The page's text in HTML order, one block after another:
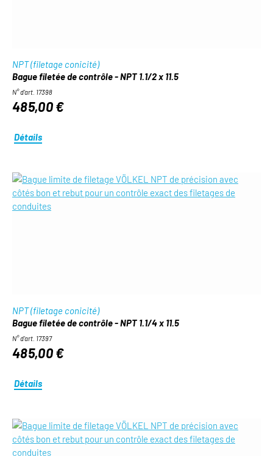
NPT (filetage conicité)
Bague filetée de contrôle - NPT 1.1/2 x 11.5
N° d'art. 17398
485,00 €
Détails
NPT (filetage conicité)
Bague filetée de contrôle - NPT 1.1/4 x 11.5
N° d'art. 17397
485,00 €
Détails